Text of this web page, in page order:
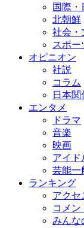
国際・
北朝鮮
社会・
スポー
オピニオン
社説
コラム
日本関
エンタメ
ドラマ
音楽
映画
アイド
芸能一
ランキング
アクセ
コメン
みんな